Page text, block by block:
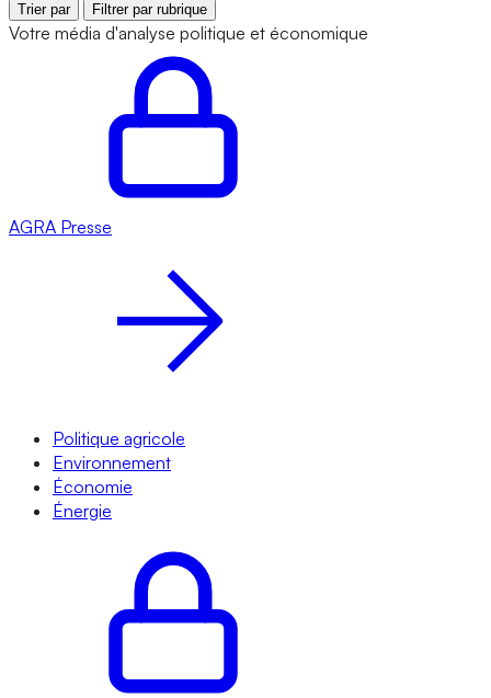
Trier par Filtrer par rubrique
Votre média d'analyse politique et économique
AGRA Presse
Politique agricole
Environnement
Économie
Énergie